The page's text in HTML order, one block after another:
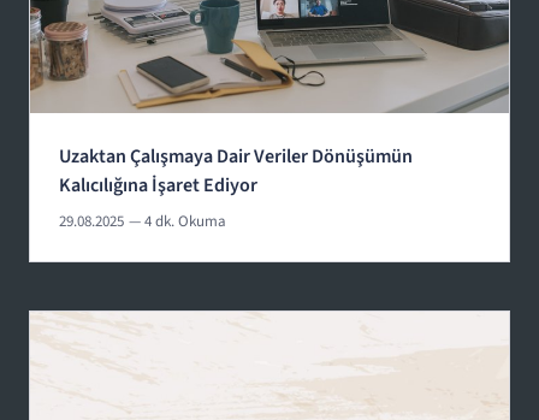
Uzaktan Çalışmaya Dair Veriler Dönüşümün
Kalıcılığına İşaret Ediyor
29.08.2025 — 4 dk. Okuma